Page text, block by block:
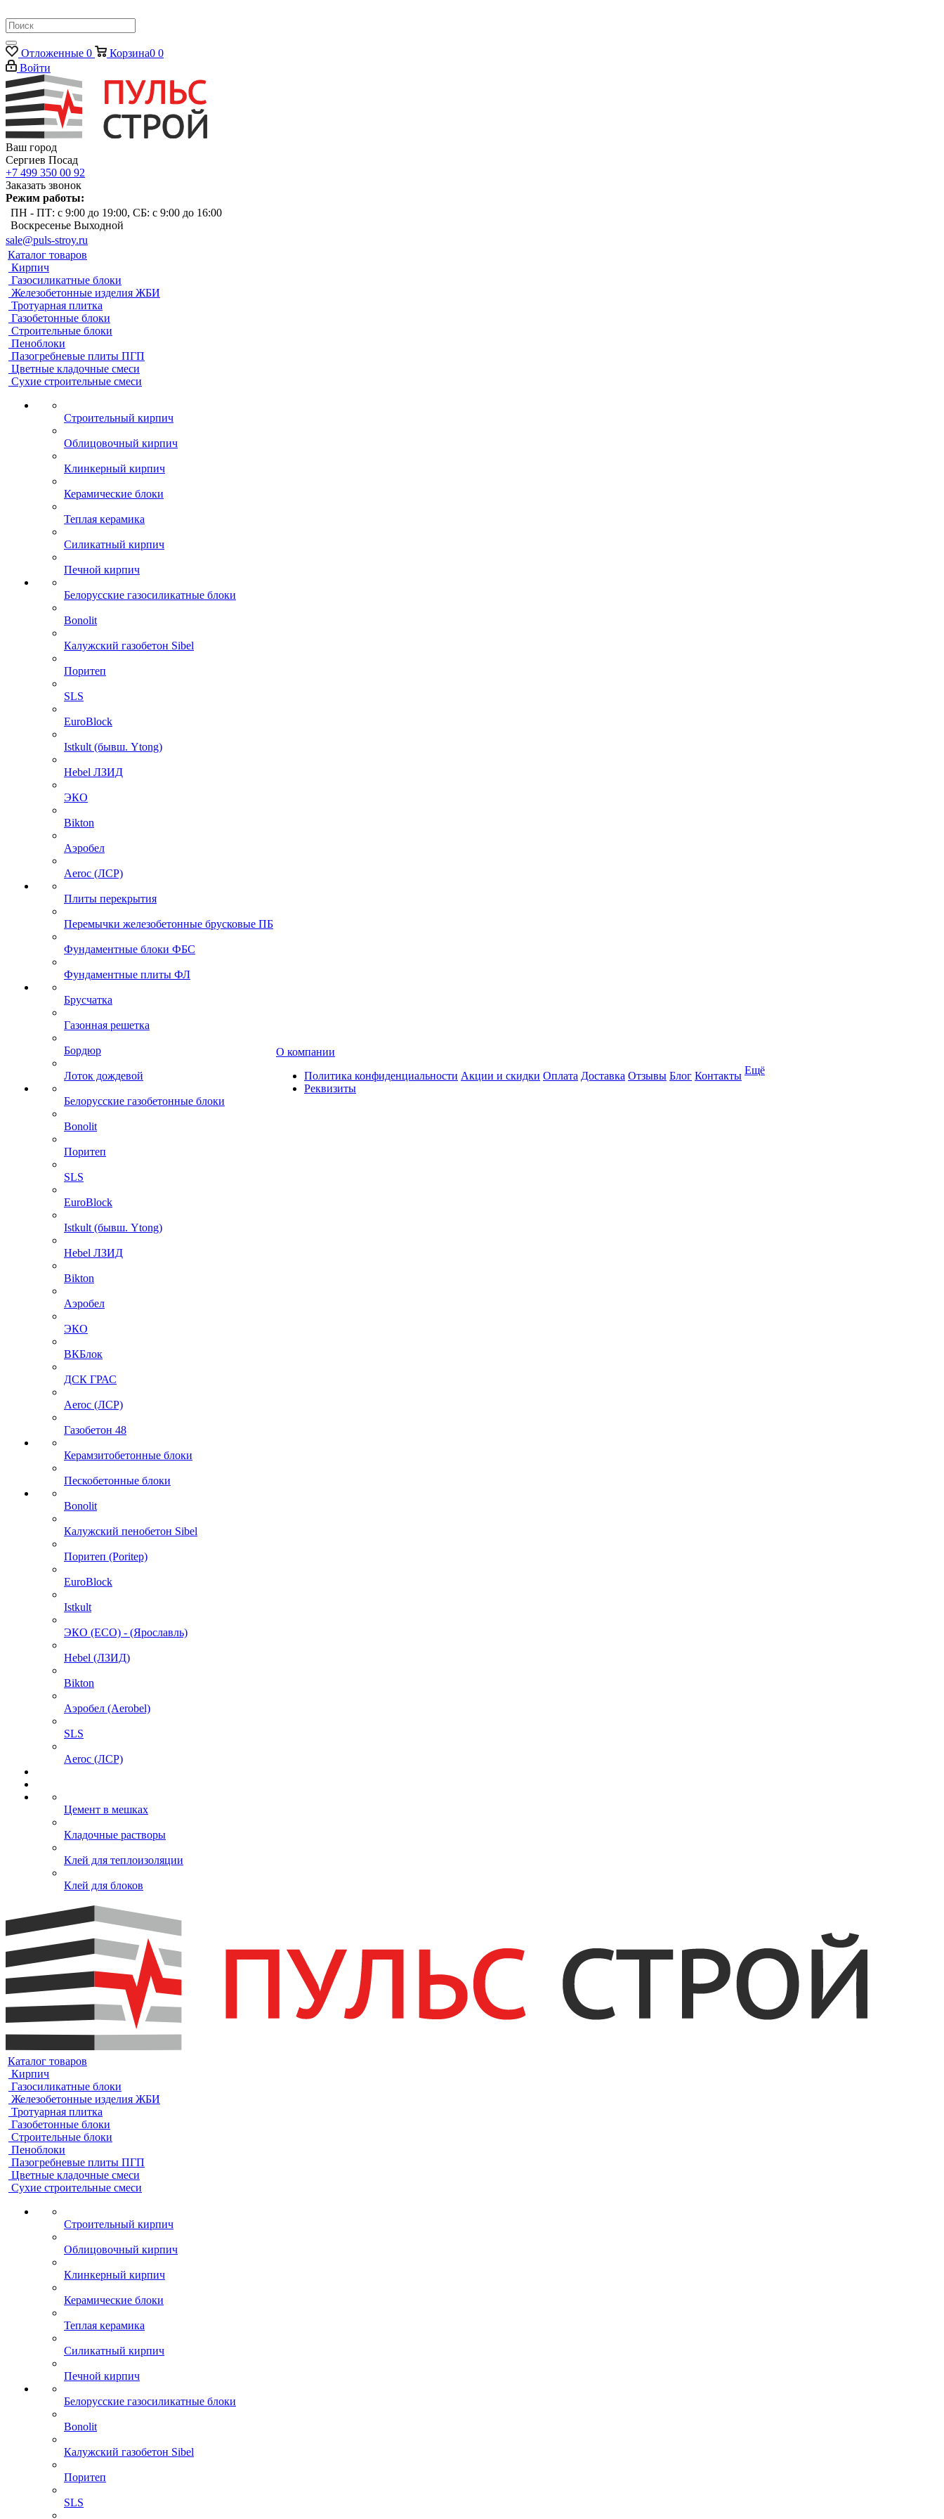
Отложенные 0 Корзина0 0
Войти
Ваш город
Сергиев Посад
+7 499 350 00 92
Заказать звонок
Режим работы:
ПН - ПТ: с 9:00 до 19:00, СБ: с 9:00 до 16:00
Воскресенье Выходной
sale@puls-stroy.ru
Каталог товаров
Кирпич
Газосиликатные блоки
Железобетонные изделия ЖБИ
Тротуарная плитка
Газобетонные блоки
Строительные блоки
Пеноблоки
Пазогребневые плиты ПГП
Цветные кладочные смеси
Сухие строительные смеси
Строительный кирпич
Облицовочный кирпич
Клинкерный кирпич
Керамические блоки
Теплая керамика
Силикатный кирпич
Печной кирпич
Белорусские газосиликатные блоки
Bonolit
Калужский газобетон Sibel
Поритеп
SLS
EuroBlock
Istkult (бывш. Ytong)
Hebel ЛЗИД
ЭКО
Bikton
Аэробел
Aeroc (ЛСР)
Плиты перекрытия
Перемычки железобетонные брусковые ПБ
Фундаментные блоки ФБС
Фундаментные плиты ФЛ
Брусчатка
Газонная решетка
Бордюр
Лоток дождевой
Белорусские газобетонные блоки
Bonolit
Поритеп
SLS
EuroBlock
Istkult (бывш. Ytong)
Hebel ЛЗИД
Bikton
Аэробел
ЭКО
ВКБлок
ДСК ГРАС
Aeroc (ЛСР)
Газобетон 48
Керамзитобетонные блоки
Пескобетонные блоки
Bonolit
Калужский пенобетон Sibel
Поритеп (Poritep)
EuroBlock
Istkult
ЭКО (ECO) - (Ярославль)
Hebel (ЛЗИД)
Bikton
Аэробел (Aerobel)
SLS
Aeroc (ЛСР)
Цемент в мешках
Кладочные растворы
Клей для теплоизоляции
Клей для блоков
О компании
Политика конфиденциальности
Реквизиты
Акции и скидки Оплата Доставка Отзывы Блог Контакты Ещё
Каталог товаров
Кирпич
Газосиликатные блоки
Железобетонные изделия ЖБИ
Тротуарная плитка
Газобетонные блоки
Строительные блоки
Пеноблоки
Пазогребневые плиты ПГП
Цветные кладочные смеси
Сухие строительные смеси
Строительный кирпич
Облицовочный кирпич
Клинкерный кирпич
Керамические блоки
Теплая керамика
Силикатный кирпич
Печной кирпич
Белорусские газосиликатные блоки
Bonolit
Калужский газобетон Sibel
Поритеп
SLS